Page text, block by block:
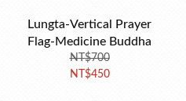
Lungta-Vertical Prayer
Flag-Medicine Buddha
NT$700
NT$450